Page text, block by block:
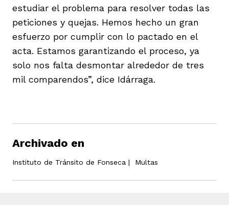
estudiar el problema para resolver todas las
peticiones y quejas. Hemos hecho un gran
esfuerzo por cumplir con lo pactado en el
acta. Estamos garantizando el proceso, ya
solo nos falta desmontar alrededor de tres
mil comparendos”, dice Idárraga.
Archivado en
Instituto de Tránsito de Fonseca | Multas